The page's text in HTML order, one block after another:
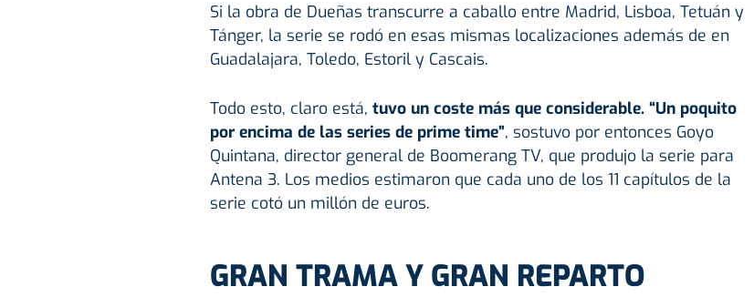
Si la obra de Dueñas transcurre a caballo entre Madrid, Lisboa, Tetuán y
Tánger, la serie se rodó en esas mismas localizaciones además de en
Guadalajara, Toledo, Estoril y Cascais.
Todo esto, claro está, tuvo un coste más que considerable. “Un poquito
por encima de las series de prime time”, sostuvo por entonces Goyo
Quintana, director general de Boomerang TV, que produjo la serie para
Antena 3. Los medios estimaron que cada uno de los 11 capítulos de la
serie cotó un millón de euros.
GRAN TRAMA Y GRAN REPARTO